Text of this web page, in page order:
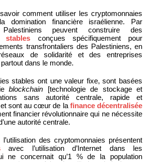
comment utiliser les cryptomonnaies
domination financière israélienne. Par
peuvent construire des
stables conçues spécifiquement pour
transfrontaliers des Palestiniens, en
de solidarité et des entreprises
dans le monde.
stables ont une valeur fixe, sont basées
blockchain [technologie de stockage et
sans autorité centrale, rapide et
sont au cœur de la finance décentralisée
financier révolutionnaire qui ne nécessite
autorité centrale.
des cryptomonnaies présentent
avec l’utilisation d’Internet dans les
ne concernait qu’1 % de la population